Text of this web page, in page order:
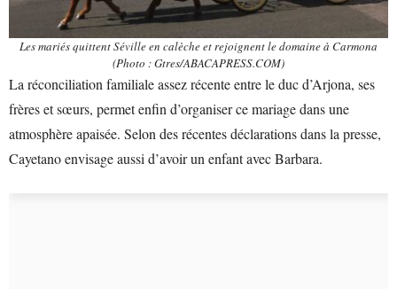
Les mariés quittent Séville en calèche et rejoignent le domaine à Carmona
(Photo : Gtres/ABACAPRESS.COM)
La réconciliation familiale assez récente entre le duc d’Arjona, ses
frères et sœurs, permet enfin d’organiser ce mariage dans une
atmosphère apaisée. Selon des récentes déclarations dans la presse,
Cayetano envisage aussi d’avoir un enfant avec Barbara.